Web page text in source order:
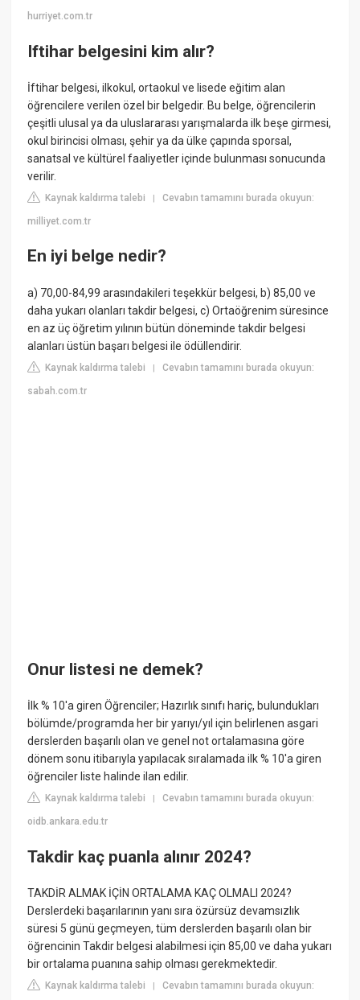
hurriyet.com.tr
Iftihar belgesini kim alır?
İftihar belgesi, ilkokul, ortaokul ve lisede eğitim alan
öğrencilere verilen özel bir belgedir. Bu belge, öğrencilerin
çeşitli ulusal ya da uluslararası yarışmalarda ilk beşe girmesi,
okul birincisi olması, şehir ya da ülke çapında sporsal,
sanatsal ve kültürel faaliyetler içinde bulunması sonucunda
verilir.
Kaynak kaldırma talebi |Cevabın tamamını burada okuyun:
milliyet.com.tr
En iyi belge nedir?
a) 70,00-84,99 arasındakileri teşekkür belgesi, b) 85,00 ve
daha yukarı olanları takdir belgesi, c) Ortaöğrenim süresince
en az üç öğretim yılının bütün döneminde takdir belgesi
alanları üstün başarı belgesi ile ödüllendirir.
Kaynak kaldırma talebi |Cevabın tamamını burada okuyun:
sabah.com.tr
Onur listesi ne demek?
İlk % 10'a giren Öğrenciler; Hazırlık sınıfı hariç, bulundukları
bölümde/programda her bir yarıyı/yıl için belirlenen asgari
derslerden başarılı olan ve genel not ortalamasına göre
dönem sonu itibarıyla yapılacak sıralamada ilk % 10'a giren
öğrenciler liste halinde ilan edilir.
Kaynak kaldırma talebi |Cevabın tamamını burada okuyun:
oidb.ankara.edu.tr
Takdir kaç puanla alınır 2024?
TAKDİR ALMAK İÇİN ORTALAMA KAÇ OLMALI 2024?
Derslerdeki başarılarının yanı sıra özürsüz devamsızlık
süresi 5 günü geçmeyen, tüm derslerden başarılı olan bir
öğrencinin Takdir belgesi alabilmesi için 85,00 ve daha yukarı
bir ortalama puanına sahip olması gerekmektedir.
Kaynak kaldırma talebi |Cevabın tamamını burada okuyun: